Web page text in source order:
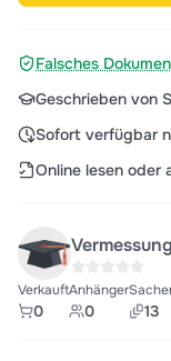
Falsches
Geschrieben von
Sofort verfügbar
Online lesen oder
Verkauft
0
Anhänger
0 13